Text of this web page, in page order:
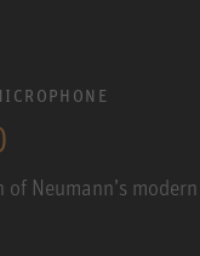
Neumann’s modern